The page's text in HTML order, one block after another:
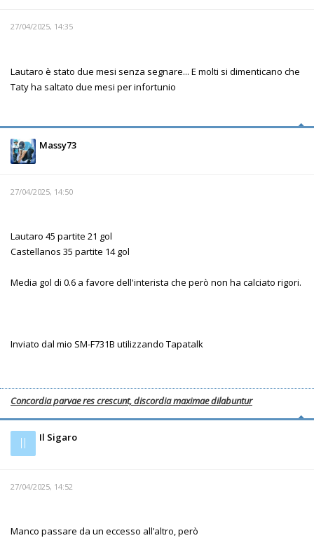
27/04/2025, 14:35
Lautaro è stato due mesi senza segnare... E molti si dimenticano che
Taty ha saltato due mesi per infortunio
Massy73
27/04/2025, 14:50
Lautaro 45 partite 21 gol
Castellanos 35 partite 14 gol
Media gol di 0.6 a favore dell'interista che però non ha calciato rigori.
Inviato dal mio SM-F731B utilizzando Tapatalk
Concordia parvae res crescunt, discordia maximae dilabuntur
Il Il Sigaro
27/04/2025, 14:52
Manco passare da un eccesso all’altro, però